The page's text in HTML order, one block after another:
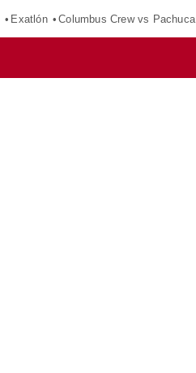
Exatlón Columbus Crew vs Pachuca